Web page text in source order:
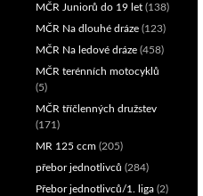
MČR Juniorů do 19 let (138)
MČR Na dlouhé dráze (123)
MČR Na ledové dráze (458)
MČR terénních motocyklů
(5)
MČR tříčlenných družstev
(171)
MR 125 ccm (205)
přebor jednotlivců (284)
Přebor jednotlivců/1. liga (2)